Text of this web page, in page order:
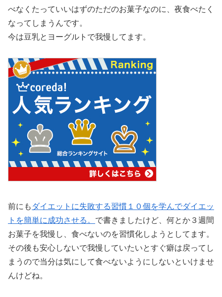
べなくたっていいはずのただのお菓子なのに、夜食べたく
なってしまうんです。
今は豆乳とヨーグルトで我慢してます。
前にも ダイエットに失敗する習慣１０個を学んでダイエッ
トを簡単に成功させる。 で書きましたけど、何とか３週間
お菓子を我慢し、食べないのを習慣化しようとしてます。
その後も安心しないで我慢していたいとすぐ癖は戻ってし
まうので当分は気にして食べないようにしないといけませ
んけどね。